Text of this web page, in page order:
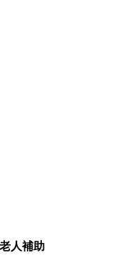
人補助